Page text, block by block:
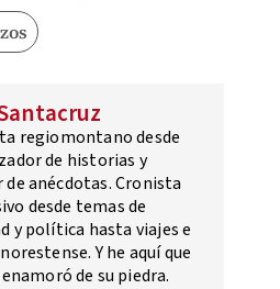
regiomontano desde
de historias y
de anécdotas. Cronista
desde temas de
y política hasta viajes e
Y he aquí que
de su piedra.